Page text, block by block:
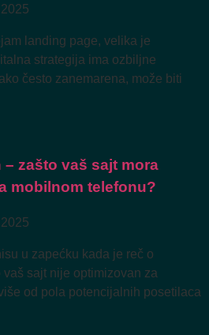
landing page, velika je
strategija ima ozbiljne
često zanemarena, može biti
zašto vaš sajt mora
mobilnom telefonu?
u zapećku kada je reč o
sajt nije optimizovan za
od pola potencijalnih posetilaca